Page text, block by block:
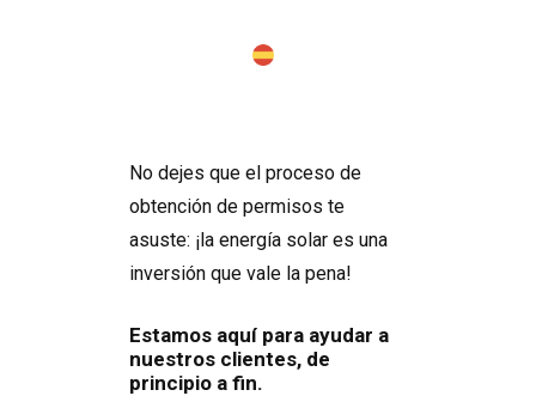
No dejes que el proceso de
obtención de permisos te
asuste: ¡la energía solar es una
inversión que vale la pena!
Estamos aquí para ayudar a
nuestros clientes, de
principio a fin.